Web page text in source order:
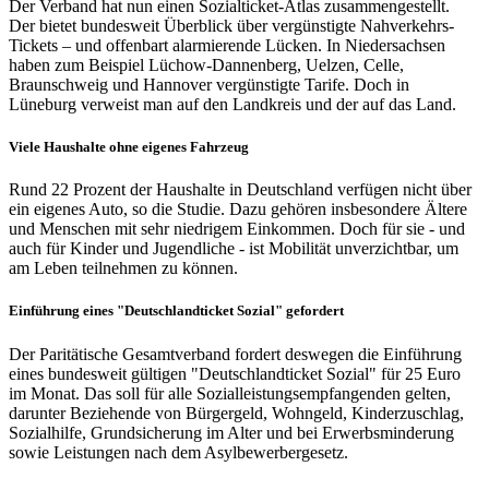
Der Verband hat nun einen Sozialticket-Atlas zusammengestellt.
Der bietet bundesweit Überblick über vergünstigte Nahverkehrs-
Tickets – und offenbart alarmierende Lücken. In Niedersachsen
haben zum Beispiel Lüchow-Dannenberg, Uelzen, Celle,
Braunschweig und Hannover vergünstigte Tarife. Doch in
Lüneburg verweist man auf den Landkreis und der auf das Land.
Viele Haushalte ohne eigenes Fahrzeug
Rund 22 Prozent der Haushalte in Deutschland verfügen nicht über
ein eigenes Auto, so die Studie. Dazu gehören insbesondere Ältere
und Menschen mit sehr niedrigem Einkommen. Doch für sie - und
auch für Kinder und Jugendliche - ist Mobilität unverzichtbar, um
am Leben teilnehmen zu können.
Einführung eines "Deutschlandticket Sozial" gefordert
Der Paritätische Gesamtverband fordert deswegen die Einführung
eines bundesweit gültigen "Deutschlandticket Sozial" für 25 Euro
im Monat. Das soll für alle Sozialleistungsempfangenden gelten,
darunter Beziehende von Bürgergeld, Wohngeld, Kinderzuschlag,
Sozialhilfe, Grundsicherung im Alter und bei Erwerbsminderung
sowie Leistungen nach dem Asylbewerbergesetz.